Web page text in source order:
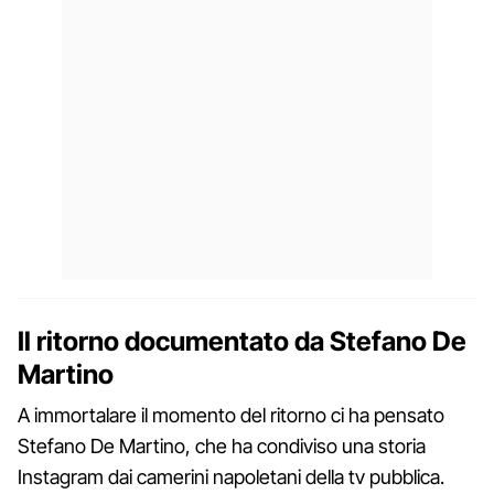
Il ritorno documentato da Stefano De
Martino
A immortalare il momento del ritorno ci ha pensato
Stefano De Martino, che ha condiviso una storia
Instagram dai camerini napoletani della tv pubblica.